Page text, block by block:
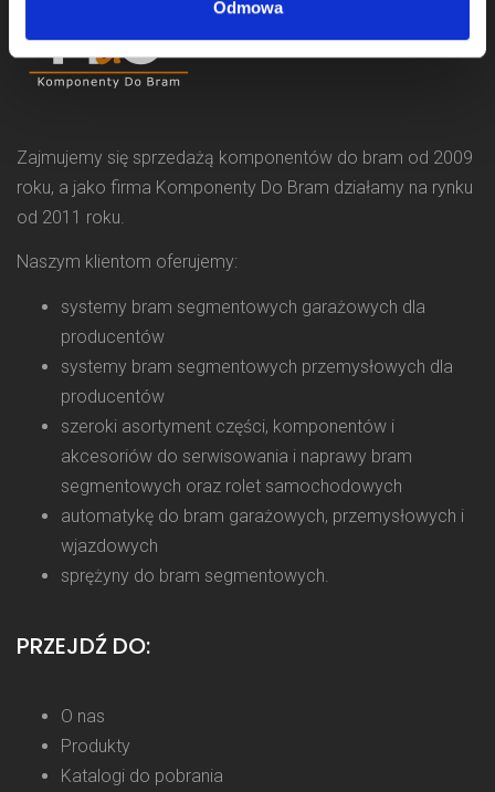
Odmowa
Zajmujemy się sprzedażą komponentów do bram od 2009
roku, a jako firma Komponenty Do Bram działamy na rynku
od 2011 roku.
Naszym klientom oferujemy:
systemy bram segmentowych garażowych dla
producentów
systemy bram segmentowych przemysłowych dla
producentów
szeroki asortyment części, komponentów i
akcesoriów do serwisowania i naprawy bram
segmentowych oraz rolet samochodowych
automatykę do bram garażowych, przemysłowych i
wjazdowych
sprężyny do bram segmentowych.
PRZEJDŹ DO:
O nas
Produkty
Katalogi do pobrania